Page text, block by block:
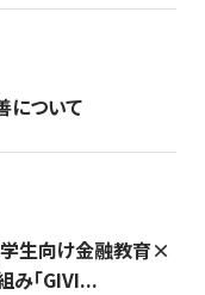
について
学生向け金融教育×
み「GIVI...